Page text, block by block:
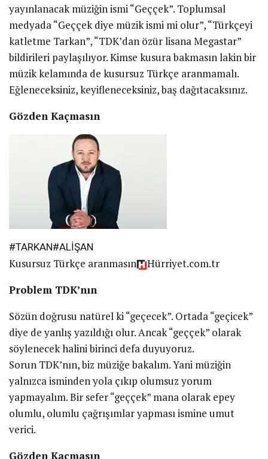
yayınlanacak müziğin ismi “Geççek”. Toplumsal
medyada “Geççek diye müzik ismi mi olur”, “Türkçeyi
katletme Tarkan”, “TDK’dan özür lisana Megastar”
bildirileri paylaşılıyor. Kimse kusura bakmasın lakin bir
müzik kelamında de kusursuz Türkçe aranmamalı.
Eğleneceksiniz, keyifleneceksiniz, baş dağıtacaksınız.
Gözden Kaçmasın
#TARKAN#ALİŞAN
Kusursuz Türkçe aranmasın
Hürriyet.com.tr
Problem TDK’nın
Sözün doğrusu natürel ki “geçecek”. Ortada “geçicek”
diye de yanlış yazıldığı olur. Ancak “geççek” olarak
söylenecek halini birinci defa duyuyoruz.
Sorun TDK’nın, biz müziğe bakalım. Yani müziğin
yalnızca isminden yola çıkıp olumsuz yorum
yapmayalım. Bir sefer “geççek” mana olarak epey
olumlu, olumlu çağrışımlar yapması ismine umut
verici.
Gözden Kaçmasın